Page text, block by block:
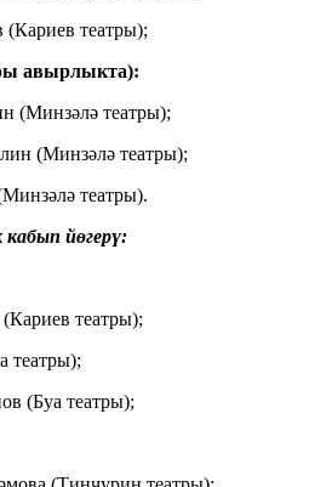
театры);
авырлыкта):
(Минзәлә театры);
(Минзәлә театры);
театры).
йөгерү:
театры);
театры);
(Буа театры);